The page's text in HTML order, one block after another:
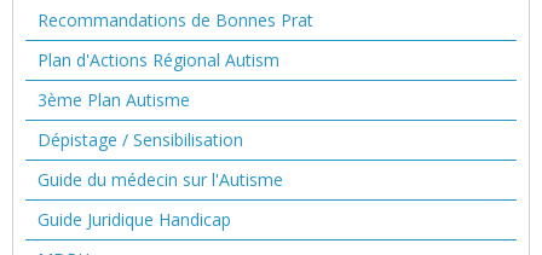
Recommandations de Bonnes Prat
Plan d'Actions Régional Autism
3ème Plan Autisme
Dépistage / Sensibilisation
Guide du médecin sur l'Autisme
Guide Juridique Handicap